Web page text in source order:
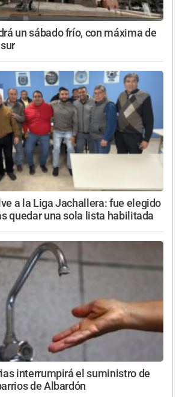
un sábado frío, con máxima de
a la Liga Jachallera: fue elegido
quedar una sola lista habilitada
interrumpirá el suministro de
de Albardón